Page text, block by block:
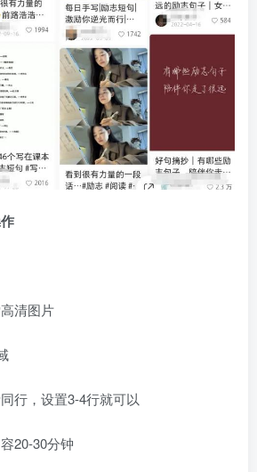
清图片
行，设置3-4行就可以
20-30分钟